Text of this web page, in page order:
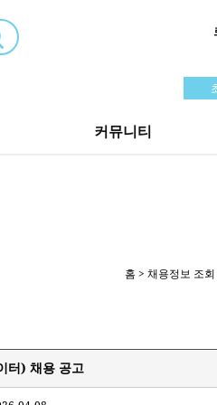
커뮤니티
홈 > 채용정보 조회
터) 채용 공고